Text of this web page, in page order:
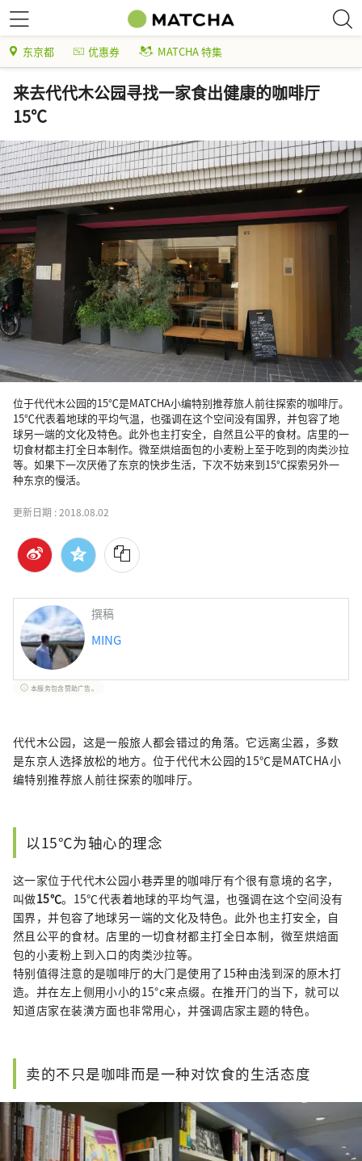
东京都 优惠券 MATCHA 特集
来去代代木公园寻找一家食出健康的咖啡厅
15℃
位于代代木公园的15℃是MATCHA小编特别推荐旅人前往探索的咖啡厅。
15℃代表着地球的平均气温，也强调在这个空间没有国界，并包容了地
球另一端的文化及特色。此外也主打安全，自然且公平的食材。店里的一
切食材都主打全日本制作。微至烘焙面包的小麦粉上至于吃到的肉类沙拉
等。如果下一次厌倦了东京的快步生活，下次不妨来到15℃探索另外一
种东京的慢活。
更新日期 :2018.08.02
撰稿
MING
本服务包含赞助广告。
代代木公园，这是一般旅人都会错过的角落。它远离尘嚣，多数
是东京人选择放松的地方。位于代代木公园的15℃是MATCHA小
编特别推荐旅人前往探索的咖啡厅。
以15℃为轴心的理念
这一家位于代代木公园小巷弄里的咖啡厅有个很有意境的名字，
叫做15℃。15℃代表着地球的平均气温，也强调在这个空间没有
国界，并包容了地球另一端的文化及特色。此外也主打安全，自
然且公平的食材。店里的一切食材都主打全日本制，微至烘焙面
包的小麦粉上到入口的肉类沙拉等。
特别值得注意的是咖啡厅的大门是使用了15种由浅到深的原木打
造。并在左上侧用小小的15°c来点缀。在推开门的当下，就可以
知道店家在装潢方面也非常用心，并强调店家主题的特色。
卖的不只是咖啡而是一种对饮食的生活态度